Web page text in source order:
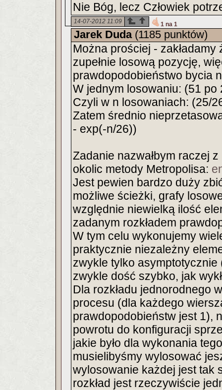
Nie Bóg, lecz Człowiek
14-07-2012 11:09 1 na 1
Jarek Duda(1185 punktów)
Można prościej -
zupełnie losową pozycję,
prawdopodobieństwo bycia
W jednym losowaniu: (51
Czyli w n losowaniach: (25/
Zatem średnio
- exp(-n/26))
Zadanie nazwałbym raczej
okolic metody Metropolisa:
Jest pewien bardzo duży
możliwe ścieżki, grafy
względnie niewielką ilość
zadanym rozkładem
W tym celu wykonujemy
praktycznie niezależny
zwykle tylko
zwykle dość szybko, jak
Dla rozkładu jednorodnego
procesu (dla każdego
prawdopodobieństw jest 1),
powrotu do konfiguracji
jakie było dla wykonania
musielibyśmy wylosować
wylosowanie każdej jest tak
rozkład jest rzeczywiście